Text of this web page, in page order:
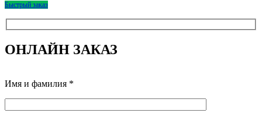
Быстрый заказ
ОНЛАЙН ЗАКАЗ
Имя и фамилия *